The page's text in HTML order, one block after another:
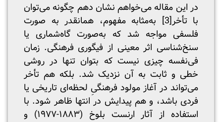
در این مقاله می‌خواهم نشان دهم چگونه می‌توان
با تأخر[3]
به‌مثابه مفهوم، همانقدر به صورت
فلسفی مواجه شد که به‌صورت گاه‌شماری یا
سنخ‌شناسی اثر معینی از فیگوری فرهنگی. زمان
فی‌نفسه چیزی نیست که بتوان تنها در روشی
خطی و ثابت به آن نزدیک شد. بلکه هم تأخر
می‌‌تواند در آغاز مولود فرهنگیِ لحظه‌ای تاریخی یا
فردی باشد، و هم پیدایش در انتها ظاهر شود. با
استفاده از آثار ارنست بلوخ (۱۸۸۳-۱۹۷۷) و